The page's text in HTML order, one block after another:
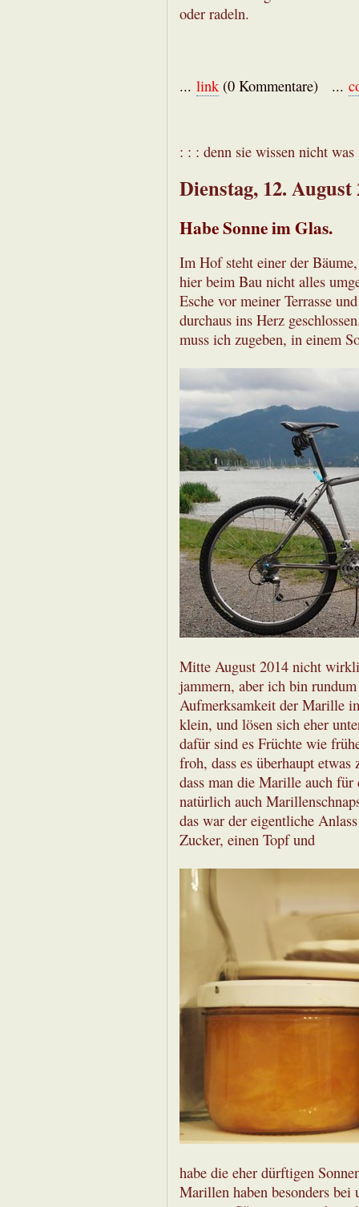
oder radeln.
... link (0 Kommentare) ...
: : : denn sie wissen nicht
Dienstag, 12. August
Habe Sonne im Glas.
Im Hof steht einer der
hier beim Bau nicht alles
Esche vor meiner Terrasse
durchaus ins Herz
muss ich zugeben, in einem
Mitte August 2014 nicht
jammern, aber ich bin
Aufmerksamkeit der Marille
klein, und lösen sich eher
dafür sind es Früchte wie
froh, dass es überhaupt
dass man die Marille auch für
natürlich auch
das war der eigentliche
Zucker, einen Topf und
habe die eher dürftigen
Marillen haben besonders